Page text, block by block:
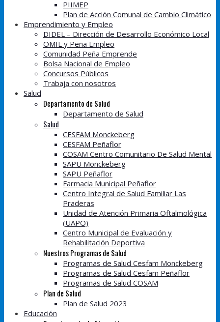
PIIMEP
Plan de Acción Comunal de Cambio Climático
Emprendimiento y Empleo
DIDEL – Dirección de Desarrollo Económico Local
OMIL y Peña Empleo
Comunidad Peña Emprende
Bolsa Nacional de Empleo
Concursos Públicos
Trabaja con nosotros
Salud
Departamento de Salud
Departamento de Salud
Salud
CESFAM Monckeberg
CESFAM Peñaflor
COSAM Centro Comunitario De Salud Mental
SAPU Monckeberg
SAPU Peñaflor
Farmacia Municipal Peñaflor
Centro Integral de Salud Familiar Las
Praderas
Unidad de Atención Primaria Oftalmológica
(UAPO)
Centro Municipal de Evaluación y
Rehabilitación Deportiva
Nuestros Programas de Salud
Programas de Salud Cesfam Monckeberg
Programas de Salud Cesfam Peñaflor
Programas de Salud COSAM
Plan de Salud
Plan de Salud 2023
Educación